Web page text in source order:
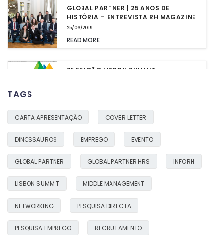
GLOBAL PARTNER | 25 ANOS DE
HISTÓRIA – ENTREVISTA RH MAGAZINE
25/06/2019
READ MORE
2ª EDIÇÃO LISBON SUMMIT
OS DINOSSAUROS AINDA EXISTEM!
04/02/2019
READ MORE
TAGS
CARTA APRESENTAÇÃO COVER LETTER
DINOSSAUROS EMPREGO EVENTO
GLOBAL PARTNER GLOBAL PARTNER HRS INFORH
LISBON SUMMIT MIDDLE MANAGEMENT
NETWORKING PESQUISA DIRECTA
PESQUISA EMPREGO RECRUTAMENTO